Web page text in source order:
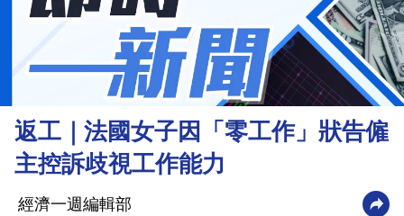
資
樓
市
財
商
業
返工｜法國女子因「零工作」狀告僱
主控訴歧視工作能力
經濟一週編輯部